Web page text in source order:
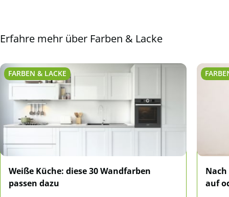
Erfahre mehr über Farben & Lacke
FARBEN & LACKE
Weiße Küche: diese 30 Wandfarben
passen dazu
auf